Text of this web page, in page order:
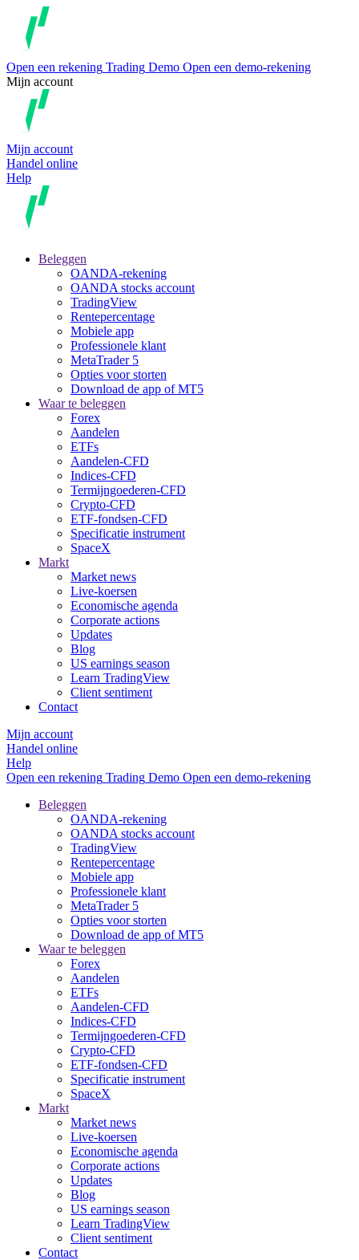
Open een rekening Trading Demo Open een demo-rekening
Mijn account
Mijn account
Handel online
Help
Beleggen
OANDA-rekening
OANDA stocks account
TradingView
Rentepercentage
Mobiele app
Professionele klant
MetaTrader 5
Opties voor storten
Download de app of MT5
Waar te beleggen
Forex
Aandelen
ETFs
Aandelen-CFD
Indices-CFD
Termijngoederen-CFD
Crypto-CFD
ETF-fondsen-CFD
Specificatie instrument
SpaceX
Markt
Market news
Live-koersen
Economische agenda
Corporate actions
Updates
Blog
US earnings season
Learn TradingView
Client sentiment
Contact
Mijn account
Handel online
Help
Open een rekening Trading Demo Open een demo-rekening
Beleggen
OANDA-rekening
OANDA stocks account
TradingView
Rentepercentage
Mobiele app
Professionele klant
MetaTrader 5
Opties voor storten
Download de app of MT5
Waar te beleggen
Forex
Aandelen
ETFs
Aandelen-CFD
Indices-CFD
Termijngoederen-CFD
Crypto-CFD
ETF-fondsen-CFD
Specificatie instrument
SpaceX
Markt
Market news
Live-koersen
Economische agenda
Corporate actions
Updates
Blog
US earnings season
Learn TradingView
Client sentiment
Contact